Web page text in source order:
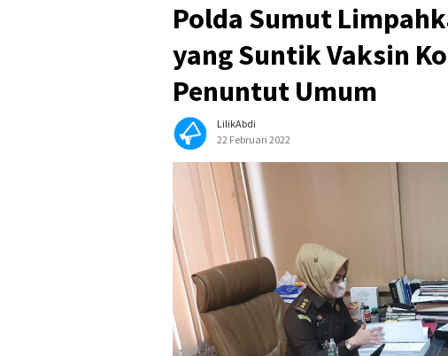
Polda Sumut
yang Suntik Vaksin
Penuntut Umum
LilikAbdi
22 Februari 2022